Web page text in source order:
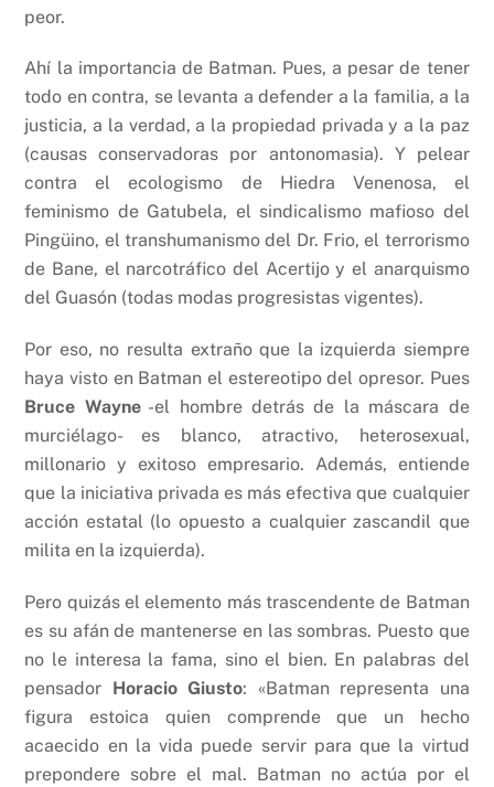
peor.
Ahí la importancia de Batman. Pues, a pesar de tener
todo en contra, se levanta a defender a la familia, a la
justicia, a la verdad, a la propiedad privada y a la paz
(causas conservadoras por antonomasia). Y pelear
contra el ecologismo de Hiedra Venenosa, el
feminismo de Gatubela, el sindicalismo mafioso del
Pingüino, el transhumanismo del Dr. Frio, el terrorismo
de Bane, el narcotráfico del Acertijo y el anarquismo
del Guasón (todas modas progresistas vigentes).
Por eso, no resulta extraño que la izquierda siempre
haya visto en Batman el estereotipo del opresor. Pues
Bruce Wayne-el hombre detrás de la máscara de
murciélago- es blanco, atractivo, heterosexual,
millonario y exitoso empresario. Además, entiende
que la iniciativa privada es más efectiva que cualquier
acción estatal (lo opuesto a cualquier zascandil que
milita en la izquierda).
Pero quizás el elemento más trascendente de Batman
es su afán de mantenerse en las sombras. Puesto que
no le interesa la fama, sino el bien. En palabras del
pensador Horacio Giusto: «Batman representa una
figura estoica quien comprende que un hecho
acaecido en la vida puede servir para que la virtud
prepondere sobre el mal. Batman no actúa por el